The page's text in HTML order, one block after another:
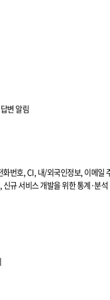
변 알림
화번호, CI, 내/외국인정보, 이메일
, 신규 서비스 개발을 위한 통계·분석